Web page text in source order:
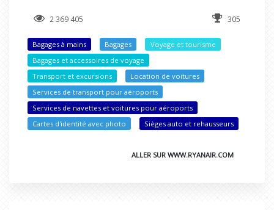
2 369 405 305
Bagages à mains Bagages
Voyage et tourisme
Bagages et accessoires de voyage
Transport et excursions
Location de voitures
Services de transport pour aéroports
Services de navettes et voitures pour aéroports
Cartes d'identité avec photo
Sièges auto et rehausseurs
ALLER SUR WWW.RYANAIR.COM